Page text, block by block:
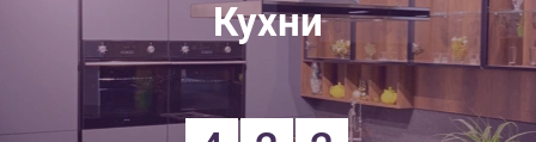
Кухни